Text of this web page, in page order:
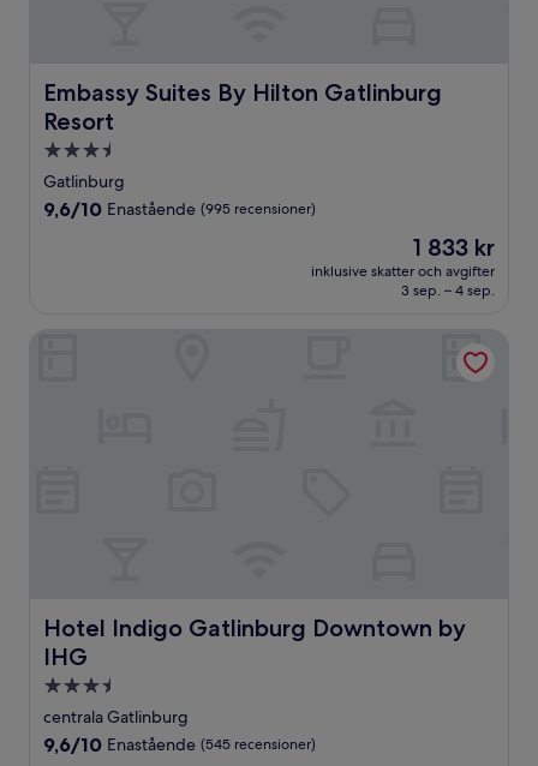
Embassy Suites By Hilton Gatlinburg
Resort
Embassy Suites By Hilton Gatlinburg Resort
3.5-
stjärnigt
boende
Gatlinburg
9.6
9,6/10 Enastående (995 recensioner)
Priset
är
1 833 kr
1 833 kr
inklusive skatter och avgifter
3 sep. – 4 sep.
Hotel Indigo Gatlinburg Downtown by
IHG
Hotel Indigo Gatlinburg Downtown by IHG
3.5-
stjärnigt
boende
centrala Gatlinburg
9.6
9,6/10 Enastående (545 recensioner)